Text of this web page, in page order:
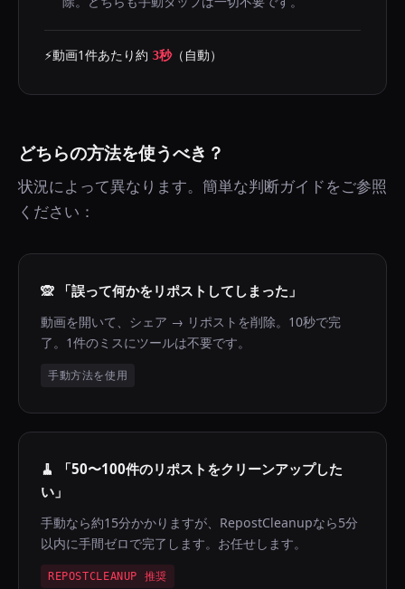
⚡動画1件あたり約 3秒（自動）
どちらの方法を使うべき？
状況によって異なります。簡単な判断ガイドをご参照
ください：
🙊 「誤って何かをリポストしてしまった」
動画を開いて、シェア → リポストを削除。10秒で完
了。1件のミスにツールは不要です。
手動方法を使用
🧹
「50〜100件のリポストをクリーンアップした
い」
手動なら約15分かかりますが、RepostCleanupなら5分
以内に手間ゼロで完了します。お任せします。
REPOSTCLEANUP 推奨